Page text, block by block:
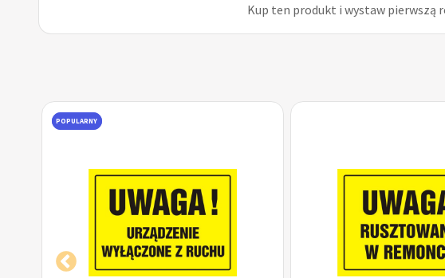
Kup ten produkt i wystaw pierwszą
POPULARNY